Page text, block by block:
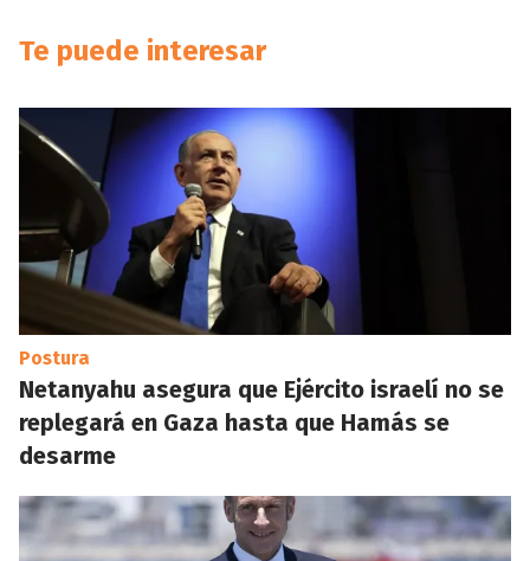
Te puede interesar
Postura
Netanyahu asegura que Ejército israelí no se
replegará en Gaza hasta que Hamás se
desarme